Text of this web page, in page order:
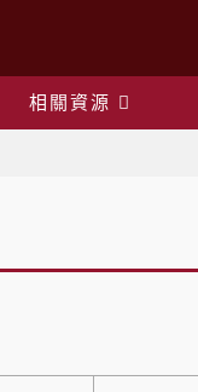
相關資源